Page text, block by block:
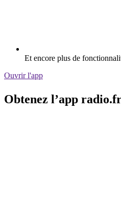
Et encore plus de
Ouvrir l'app
Obtenez l’app